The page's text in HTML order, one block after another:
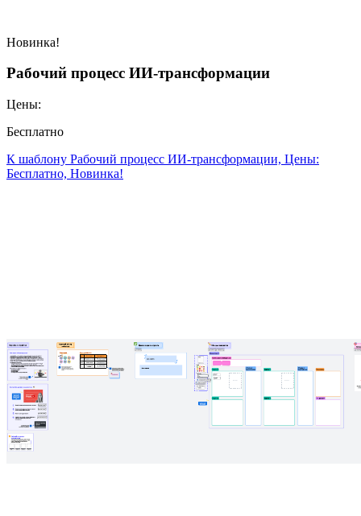
Новинка!
Рабочий процесс ИИ-трансформации
Цены:
Бесплатно
К шаблону Рабочий процесс ИИ-трансформации, Цены:
Бесплатно, Новинка!